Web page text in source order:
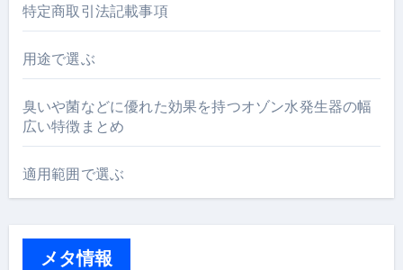
特定商取引法記載事項
用途で選ぶ
臭いや菌などに優れた効果を持つオゾン水発生器の幅
広い特徴まとめ
適用範囲で選ぶ
メタ情報